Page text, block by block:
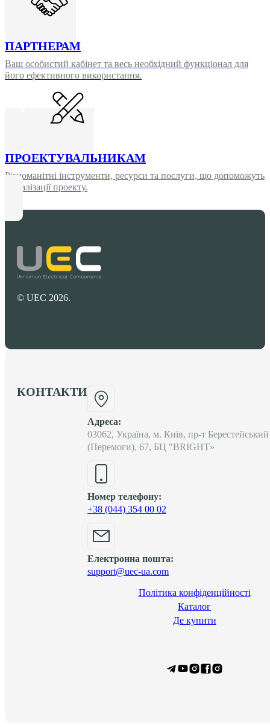
ПАРТНЕРАМ
Ваш особистий кабінет та весь необхідний функціонал для
його ефективного використання.
ПРОЕКТУВАЛЬНИКАМ
Різноманітні інструменти, ресурси та послуги, що допоможуть
у реалізації проекту.
© UEC 2026.
КОНТАКТИ
Адреса:
03062, Україна, м. Київ, пр-т Берестейський
(Перемоги), 67, БЦ "BRIGHT»
Номер телефону:
+38 (044) 354 00 02
Електронна пошта:
support@uec-ua.com
Політика конфіденційності
Каталог
Де купити